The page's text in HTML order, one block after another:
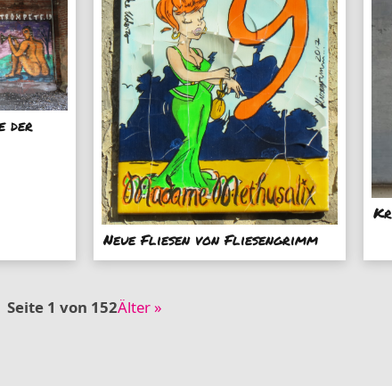
der
Neue Fliesen von Fliesengrimm
Seite 1 von 152Älter »